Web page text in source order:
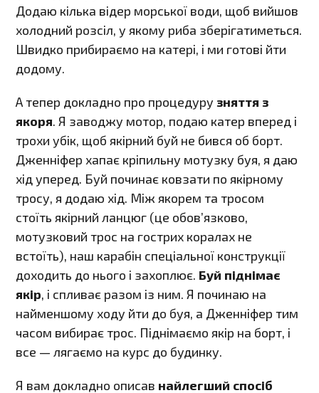
Додаю кілька відер морської води, щоб вийшов
холодний розсіл, у якому риба зберігатиметься.
Швидко прибираємо на катері, і ми готові йти
додому.
А тепер докладно про процедуру зняття з
якоря. Я заводжу мотор, подаю катер вперед і
трохи убік, щоб якірний буй не бився об борт.
Дженніфер хапає кріпильну мотузку буя, я даю
хід уперед. Буй починає ковзати по якірному
тросу, я додаю хід. Між якорем та тросом
стоїть якірний ланцюг (це обов’язково,
мотузковий трос на гострих коралах не
встоїть), наш карабін спеціальної конструкції
доходить до нього і захоплює. Буй піднімає
якір, і спливає разом із ним. Я починаю на
найменшому ходу йти до буя, а Дженніфер тим
часом вибирає трос. Піднімаємо якір на борт, і
все — лягаємо на курс до будинку.
Я вам докладно описав найлегший спосіб